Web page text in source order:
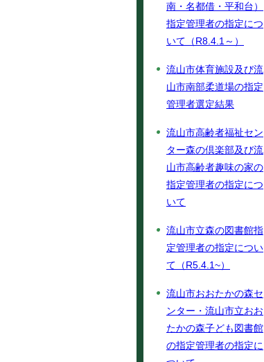
南・名都借・平和台）
指定管理者の指定につ
いて（R8.4.1～）
流山市体育施設及び流
山市南部柔道場の指定
管理者選定結果
流山市高齢者福祉セン
ター森の倶楽部及び流
山市高齢者趣味の家の
指定管理者の指定につ
いて
流山市立森の図書館指
定管理者の指定につい
て（R5.4.1~）
流山市おおたかの森セ
ンター・流山市立おお
たかの森子ども図書館
の指定管理者の指定に